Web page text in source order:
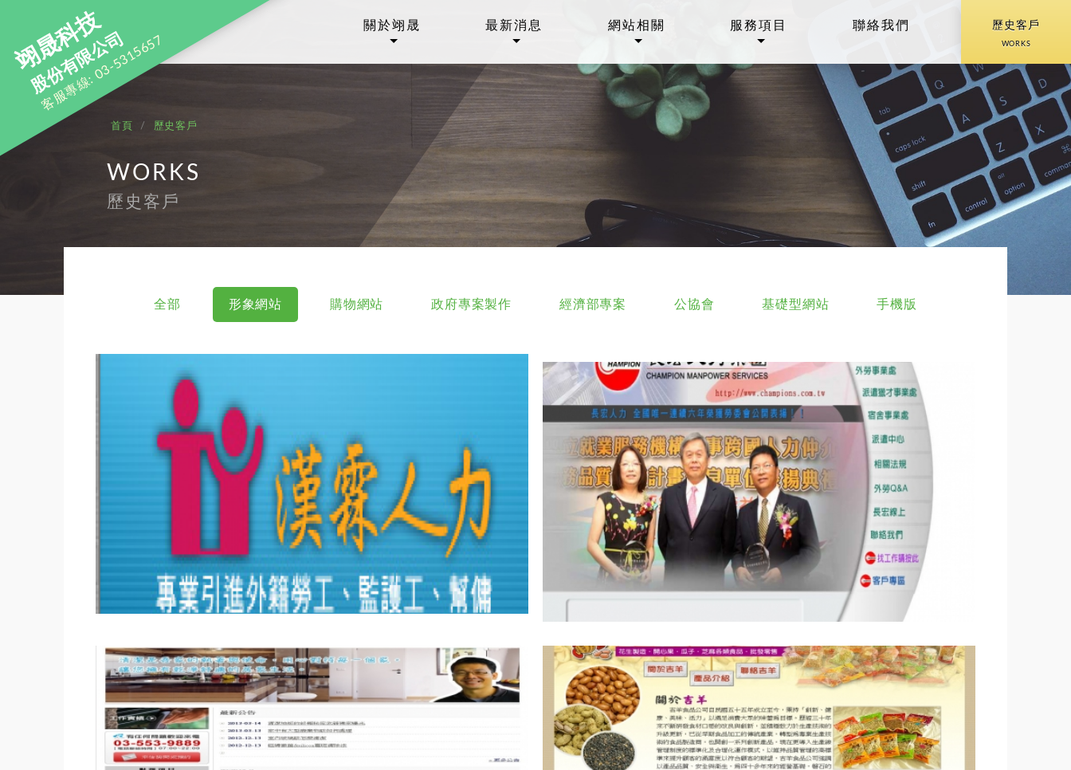
翊晟科技
股份有限公司
客服專線: 03-5315657
關於翊晟 最新消息 網站相關 服務項目 聯絡我們 歷史客戶
WORKS
首頁 歷史客戶
WORKS
歷史客戶
全部 形象網站 購物網站 政府專案製作 經濟部專案 公協會 基礎型網站 手機版